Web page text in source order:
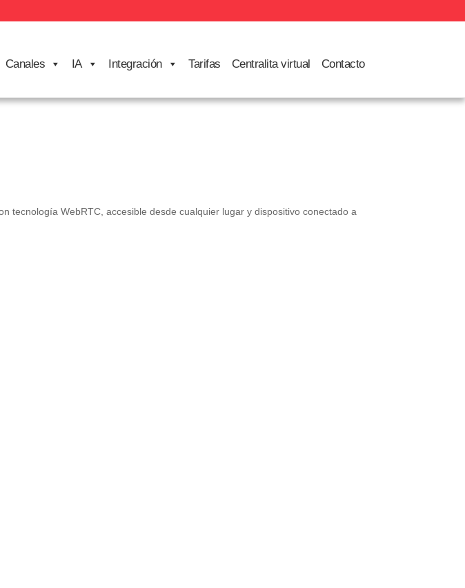
Canales IA Integración Tarifas Centralita virtual Contacto
tecnología WebRTC, accesible desde cualquier lugar y dispositivo conectado a